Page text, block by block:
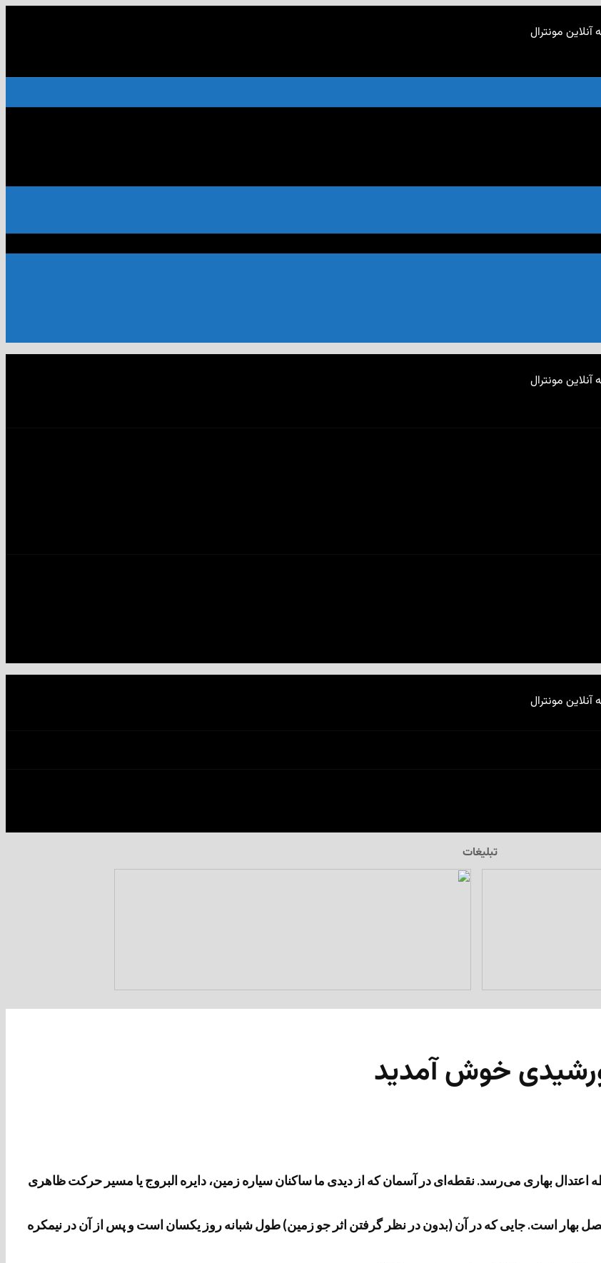
آنلاین مونترال
آنلاین مونترال
آنلاین مونترال
تبلیغات
خوش آمدید
اعتدال بهاری می‌رسد. نقطه‌ای در آسمان که از دیدی ما ساکنان سیاره زمین، دایره البروج یا مسیر حرکت ظاهری
فصل بهار است. جایی که در آن (بدون در نظر گرفتن اثر جو زمین) طول شبانه روز یکسان است و پس از آن در نیمکره